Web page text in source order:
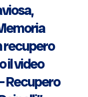
recupero
il video
Recupero